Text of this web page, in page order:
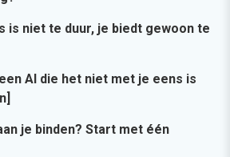
is niet te duur, je biedt gewoon te
AI die het niet met je eens is
je binden? Start met één